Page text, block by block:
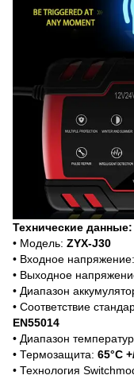
Технические данные:
• Модель: ZYX-J30
• Входное напряжение:
• Выходное
• Диапазон
• Соответствие
EN55014
• Диапазон
• Термозащита: 65°C
• Технология